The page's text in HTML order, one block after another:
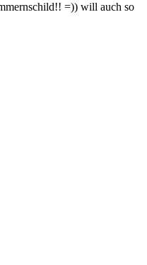
=)) will auch so